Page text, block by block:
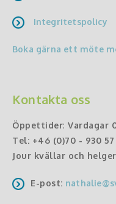
Integritetspolicy
Boka gärna ett möte
Kontakta oss
Öppettider: Vardagar
Tel: +46 (0)70 - 930 57
Jour kvällar och
E-post: